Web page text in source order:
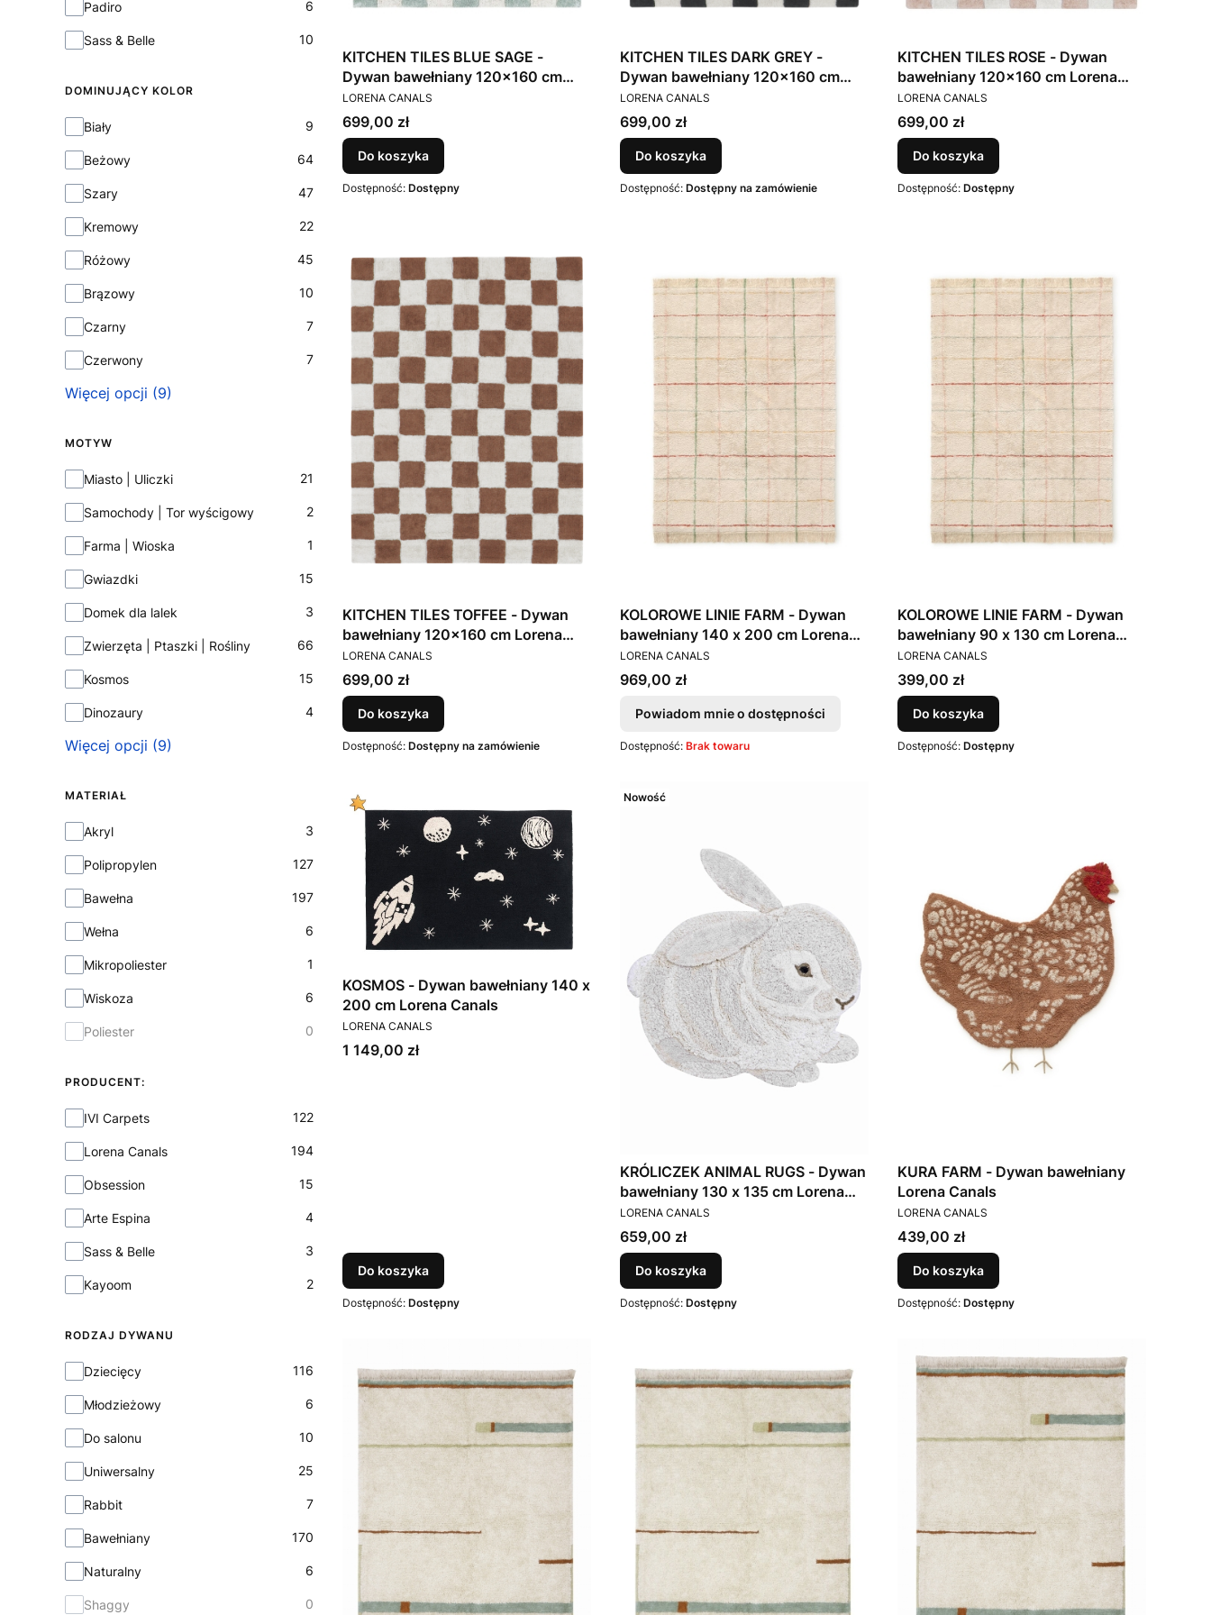
Padiro 6
Sass & Belle 10
DOMINUJĄCY KOLOR
Dominujący kolor
Biały 9
Beżowy 64
Szary 47
Kremowy 22
Różowy 45
Brązowy 10
Czarny 7
Czerwony 7
Więcej opcji (9)
MOTYW
Motyw
Miasto | Uliczki 21
Samochody | Tor wyścigowy 2
Farma | Wioska 1
Gwiazdki 15
Domek dla lalek 3
Zwierzęta | Ptaszki | Rośliny 66
Kosmos 15
Dinozaury 4
Więcej opcji (9)
MATERIAŁ
Materiał
Akryl 3
Polipropylen 127
Bawełna 197
Wełna 6
Mikropoliester 1
Wiskoza 6
Poliester 0
PRODUCENT:
Producent:
IVI Carpets 122
Lorena Canals 194
Obsession 15
Arte Espina 4
Sass & Belle 3
Kayoom 2
RODZAJ DYWANU
Rodzaj dywanu
Dziecięcy 116
Młodzieżowy 6
Do salonu 10
Uniwersalny 25
Rabbit 7
Bawełniany 170
Naturalny 6
Shaggy 0
KITCHEN TILES BLUE SAGE -
Dywan bawełniany 120x160 cm
Lorena Canals
PRODUCENT
LORENA CANALS
Cena
699,00 zł
Do koszyka
Dostępność: Dostępny
KITCHEN TILES DARK GREY -
Dywan bawełniany 120x160 cm
Lorena Canals
PRODUCENT
LORENA CANALS
Cena
699,00 zł
Do koszyka
Dostępność: Dostępny na zamówienie
KITCHEN TILES ROSE - Dywan
bawełniany 120x160 cm Lorena
Canals
PRODUCENT
LORENA CANALS
Cena
699,00 zł
Do koszyka
Dostępność: Dostępny
KITCHEN TILES TOFFEE - Dywan
bawełniany 120x160 cm Lorena
Canals
PRODUCENT
LORENA CANALS
Cena
699,00 zł
Do koszyka
Dostępność: Dostępny na zamówienie
KOLOROWE LINIE FARM - Dywan
bawełniany 140 x 200 cm Lorena
Canals
PRODUCENT
LORENA CANALS
Cena
969,00 zł
Powiadom mnie o dostępności
Dostępność: Brak towaru
KOLOROWE LINIE FARM - Dywan
bawełniany 90 x 130 cm Lorena
Canals
PRODUCENT
LORENA CANALS
Cena
399,00 zł
Do koszyka
Dostępność: Dostępny
KOSMOS - Dywan bawełniany 140 x
200 cm Lorena Canals
PRODUCENT
LORENA CANALS
Cena
1 149,00 zł
Do koszyka
Dostępność: Dostępny
Nowość
KRÓLICZEK ANIMAL RUGS - Dywan
bawełniany 130 x 135 cm Lorena
Canals
PRODUCENT
LORENA CANALS
Cena
659,00 zł
Do koszyka
Dostępność: Dostępny
KURA FARM - Dywan bawełniany
Lorena Canals
PRODUCENT
LORENA CANALS
Cena
439,00 zł
Do koszyka
Dostępność: Dostępny